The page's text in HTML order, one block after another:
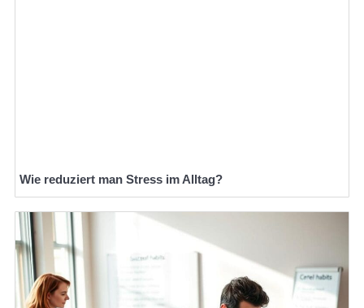
Wie reduziert man Stress im Alltag?